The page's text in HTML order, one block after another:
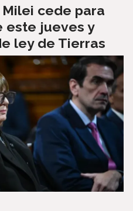
cede para
este jueves y
ley de Tierras